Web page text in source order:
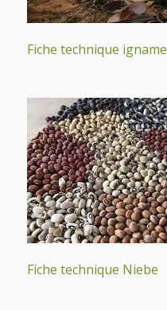
Fiche technique igname
Fiche technique Niebe